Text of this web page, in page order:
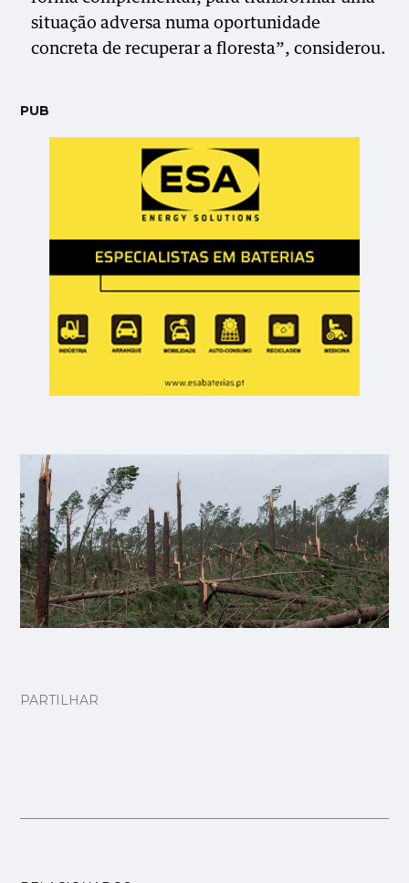
situação adversa numa oportunidade
concreta de recuperar a floresta”, considerou.
PUB
PARTILHAR